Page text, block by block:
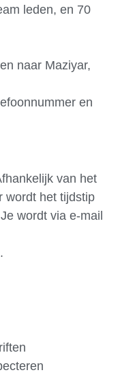
leden, en 70
naar Maziyar,
en
van het
wordt het tijdstip
wordt via e-mail